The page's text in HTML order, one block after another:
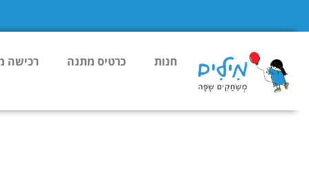
חנות כרטיס מתנה רכישה